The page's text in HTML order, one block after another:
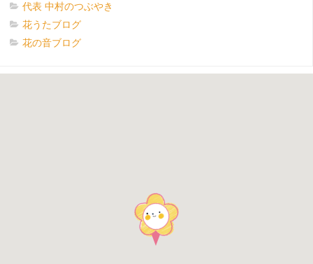
代表 中村のつぶやき
花うたブログ
花の音ブログ